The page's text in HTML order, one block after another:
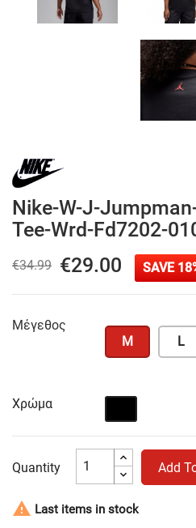
Nike-W-J-
Tee-Wrd-Fd7202-
€34.99 €29.00 SAVE
Μέγεθος
M
L
Χρώμα
Quantity Add
 Last items in stock